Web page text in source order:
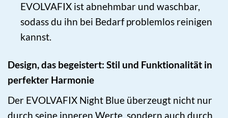
EVOLVAFIX ist abnehmbar und waschbar,
sodass du ihn bei Bedarf problemlos reinigen
kannst.
Design, das begeistert: Stil und Funktionalität in
perfekter Harmonie
Der EVOLVAFIX Night Blue überzeugt nicht nur
durch seine inneren Werte, sondern auch durch